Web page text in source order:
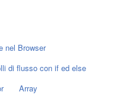
nel Browser
di flusso con if ed else
Array